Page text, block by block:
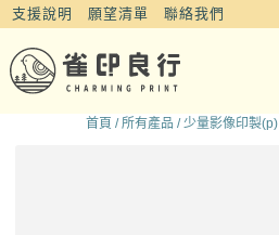
支援說明 願望清單 聯絡我們
首頁 /所有產品 /少量影像印製(p)